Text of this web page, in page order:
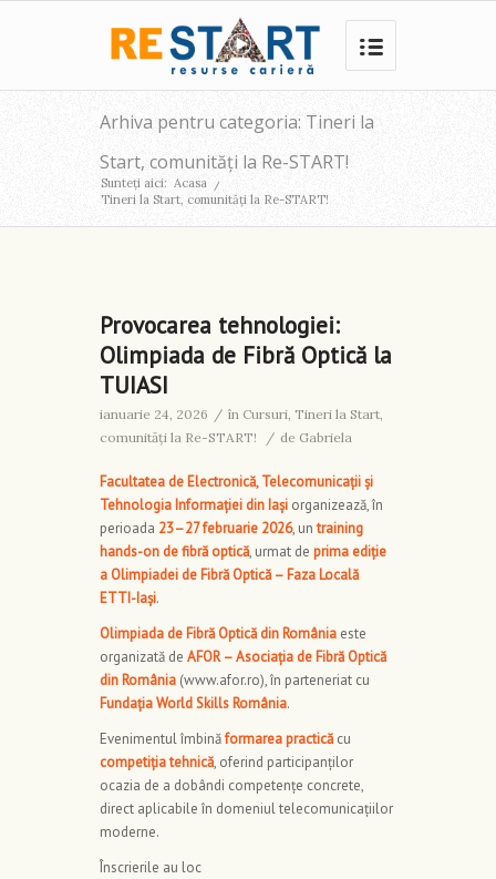
Arhiva pentru categoria: Tineri la
Start, comunități la Re-START!
Sunteți aici: Acasa /
Tineri la Start, comunități la Re-START!
Provocarea tehnologiei:
Olimpiada de Fibră Optică la
TUIASI
ianuarie 24, 2026 / în Cursuri, Tineri la Start,
comunități la Re-START!
/ de Gabriela
Facultatea de Electronică, Telecomunicații și
Tehnologia Informației din Iași organizează, în
perioada 23–27 februarie 2026, untraining
hands-on de fibră optică, urmat de prima ediție
a Olimpiadei de Fibră Optică – Faza Locală
ETTI-Iași.
Olimpiada de Fibră Optică din România este
organizată de AFOR – Asociația de Fibră Optică
din România (www.afor.ro), în parteneriat cu
Fundația World Skills România.
Evenimentul îmbinăformarea practică cu
competiția tehnică, oferind participanților
ocazia de a dobândi competențe concrete,
direct aplicabile în domeniul telecomunicațiilor
moderne.
Înscrierile au loc